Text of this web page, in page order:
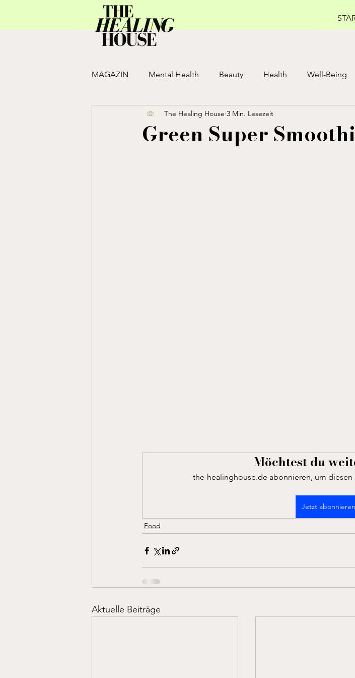
MAGAZIN Mental Health Beauty Health Well-Being
JULY ISSUE JUNE ISSUE
Green Super
The Healing House 3 Min. Lesezeit
Möchtest du
the-healinghouse.de abonnieren, um
Jetzt abonnieren
Food
Aktuelle Beiträge